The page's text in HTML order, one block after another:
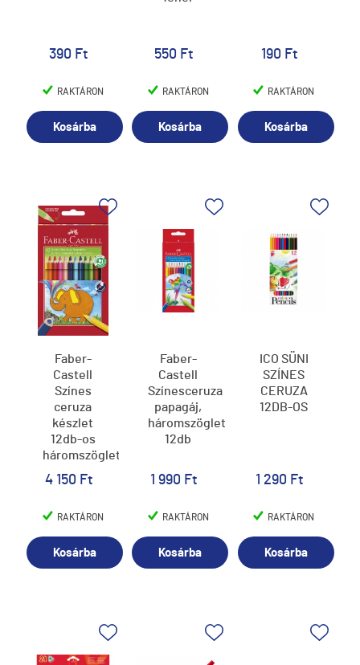
390 Ft
RAKTÁRON
Kosárba
550 Ft
RAKTÁRON
Kosárba
190 Ft
RAKTÁRON
Kosárba
Faber-
Castell
Színes
ceruza
készlet
12db-os
háromszögletű
Jumbo
4 150 Ft
RAKTÁRON
Kosárba
Faber-
Castell
Színesceruza
papagáj,
háromszögletű
12db
1 990 Ft
RAKTÁRON
Kosárba
ICO SÜNI
SZÍNES
CERUZA
12DB-OS
1 290 Ft
RAKTÁRON
Kosárba